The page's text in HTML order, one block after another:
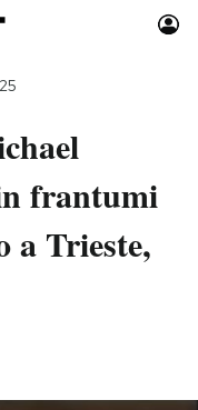
frantumi
a Trieste,